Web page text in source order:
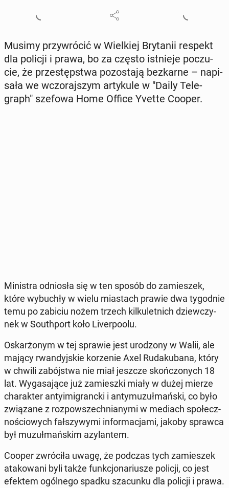
Musimy przy­wró­cić w Wiel­kiej Bry­ta­nii respekt
dla policji i prawa, bo za często ist­nie­je po­czu­
cie, że prze­stęp­stwa po­zo­sta­ją bez­kar­ne – na­pi­
sa­ła we wczo­raj­szym ar­ty­ku­le w "Daily Te­le­
graph" szefowa Home Office Yvette Cooper.
Mi­ni­stra od­nio­sła się w ten sposób do za­mie­szek,
które wy­bu­chły w wielu mia­stach prawie dwa ty­go­dnie
temu po zabiciu nożem trzech kil­ku­let­nich dziew­czy­
nek w So­uth­port koło Li­ver­po­olu.
Oskar­żo­nym w tej sprawie jest uro­dzo­ny w Walii, ale
mający rwan­dyj­skie ko­rze­nie Axel Ru­da­ku­ba­na, który
w chwili za­bój­stwa nie miał jeszcze skoń­czo­nych 18
lat. Wy­ga­sa­ją­ce już za­miesz­ki miały w dużej mierze
cha­rak­ter an­ty­imi­granc­ki i an­ty­mu­zuł­mań­ski, co było
zwią­za­ne z roz­po­wszech­nia­ny­mi w mediach spo­łecz­
no­ścio­wych fał­szy­wy­mi in­for­ma­cja­mi, jakoby sprawca
był mu­zuł­mań­skim azy­lan­tem.
Cooper zwró­ci­ła uwagę, że podczas tych za­mie­szek
ata­ko­wa­ni byli także funk­cjo­na­riu­sze policji, co jest
efektem ogól­ne­go spadku sza­cun­ku dla policji i prawa.